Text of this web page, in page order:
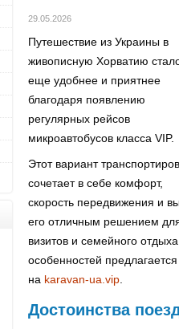
29.05.2026
Путешествие из Украины в
живописную Хорватию
еще удобнее и приятнее
благодаря появлению
регулярных рейсов
микроавтобусов класса VIP.
Этот вариант
сочетает в себе комфорт,
скорость передвижения и
его отличным решением
визитов и семейного
особенностей
на karavan-ua.vip.
Достоинства